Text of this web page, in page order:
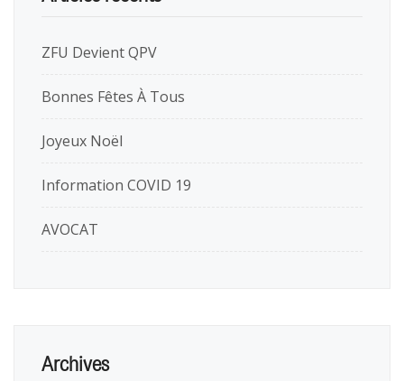
ZFU Devient QPV
Bonnes Fêtes À Tous
Joyeux Noël
Information COVID 19
AVOCAT
Archives